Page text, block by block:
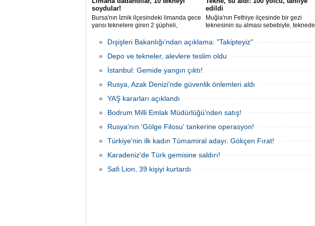
soydular!
Bursa'nın İznik ilçesindeki limanda gece
yarısı teknelere giren 2 şüpheli,
çaldı. Olay, güvenlik kameralarına
yansıdı, tekne sahiplerinin ihbarıyla
jandarma inceleme başlattı.
edildi
Muğla'nın Fethiye ilçesinde bir gezi
teknesinin su alması sebebiyle, teknede
teknenin batmaması için bölgede
kurtarma çalışması başlatıldı.
Dışişleri Bakanlığı'ndan açıklama: "Takipteyiz"
Depo ve tekneler, alevlere teslim oldu
İstanbul: Gemide yangın çıktı!
Rusya, Azak Denizi'nde güvenlik önlemleri aldı
YAŞ kararları açıklandı
Bodrum Milli Emlak Müdürlüğü’nden satış!
Rusya'nın 'Gölge Filosu' tankerine operasyon!
Türkiye'nin ilk kadın Tümamiral adayı: Gökçen Fırat!
Karadeniz'de Türk gemisine saldırı!
Safi Lion, 39 kişiyi kurtardı